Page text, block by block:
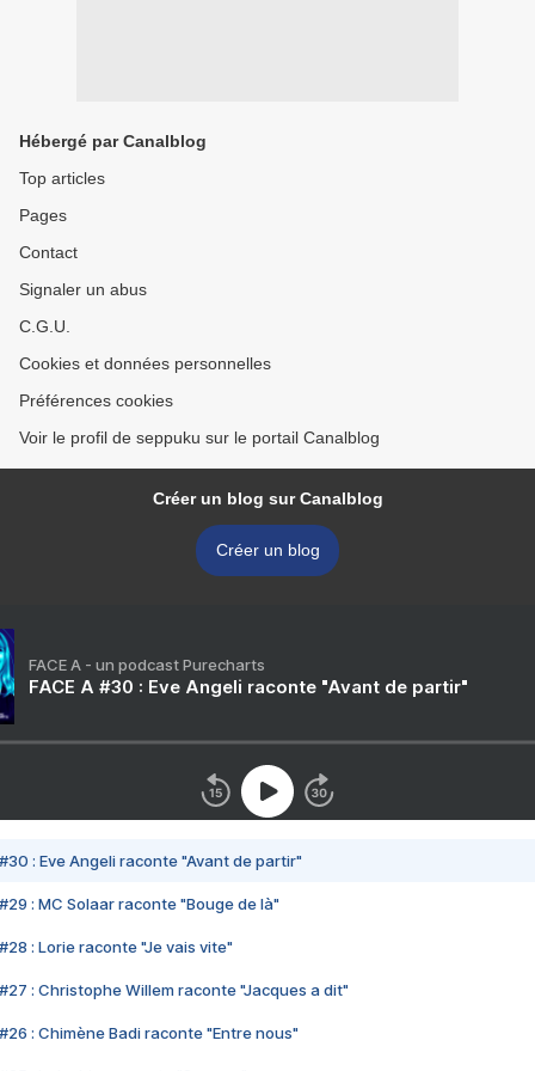
Hébergé par Canalblog
Top articles
Pages
Contact
Signaler un abus
C.G.U.
Cookies et données personnelles
Préférences cookies
Voir le profil de seppuku sur le portail Canalblog
Créer un blog sur Canalblog
Créer un blog
FACE A - un podcast Purecharts
FACE A #30 : Eve Angeli raconte "Avant de partir"
#30 : Eve Angeli raconte "Avant de partir"
#29 : MC Solaar raconte "Bouge de là"
#28 : Lorie raconte "Je vais vite"
#27 : Christophe Willem raconte "Jacques a dit"
#26 : Chimène Badi raconte "Entre nous"